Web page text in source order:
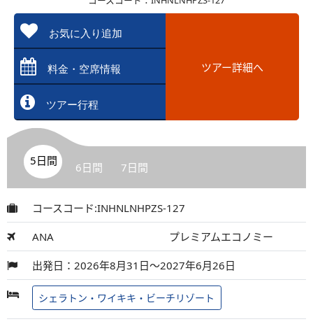
お気に入り追加
料金・空席情報
ツアー行程
ツアー詳細へ
5日間 6日間 7日間
コースコード:INHNLNHPZS-127
ANA プレミアムエコノミー
出発日：2026年8月31日～2027年6月26日
シェラトン・ワイキキ・ビーチリゾート